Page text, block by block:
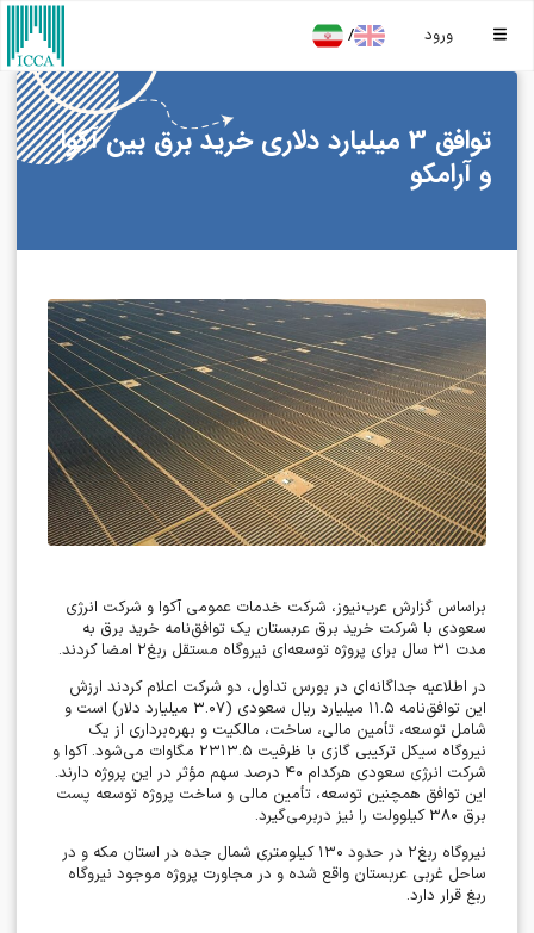
ورود /
توافق 3 میلیارد دلاری خرید برق بین آکوا
و آرامکو
براساس گزارش عرب‌نیوز، شرکت خدمات عمومی آکوا و شرکت انرژی
سعودی با شرکت خرید برق عربستان یک توافق‌نامه خرید برق به
مدت ۳۱ سال برای پروژه توسعه‌ای نیروگاه مستقل ربغ۲ امضا کردند.
در اطلاعیه جداگانه‌ای در بورس تداول، دو شرکت اعلام کردند ارزش
این توافق‌نامه ۱۱.۵ میلیارد ریال سعودی (۳.۰۷ میلیارد دلار) است و
شامل توسعه، تأمین مالی، ساخت، مالکیت و بهره‌برداری از یک
نیروگاه سیکل ترکیبی گازی با ظرفیت ۲۳۱۳.۵ مگاوات می‌شود. آکوا و
شرکت انرژی سعودی هرکدام ۴۰ درصد سهم مؤثر در این پروژه دارند.
این توافق همچنین توسعه، تأمین مالی و ساخت پروژه توسعه پست
برق ۳۸۰ کیلوولت را نیز دربرمی‌گیرد.
نیروگاه ربغ۲ در حدود ۱۳۰ کیلومتری شمال جده در استان مکه و در
ساحل غربی عربستان واقع شده و در مجاورت پروژه موجود نیروگاه
ربغ قرار دارد.